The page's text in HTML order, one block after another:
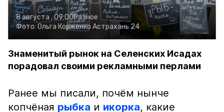
8 августа , 09:00Разное
Фото: Ольга Корженко Астрахань 24
Знаменитый рынок на Селенских Исадах
порадовал своими рекламными перлами
Ранее мы писали, почём нынче
копчёная рыбка и икорка, какие